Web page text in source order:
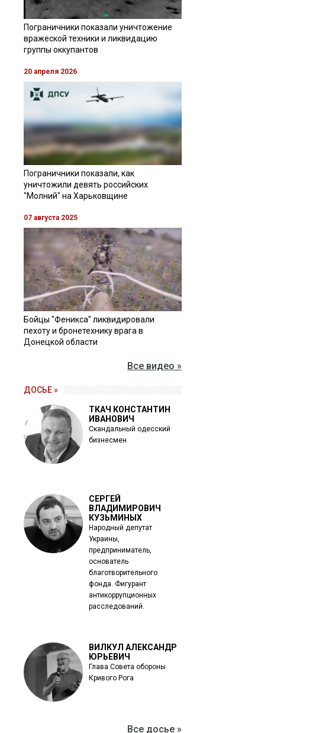
Пограничники показали уничтожение
вражеской техники и ликвидацию
группы оккупантов
20 апреля 2026
Пограничники показали, как
уничтожили девять российских
"Молний" на Харьковщине
07 августа 2025
Бойцы "Феникса" ликвидировали
пехоту и бронетехнику врага в
Донецкой области
Все видео »
ДОСЬЕ »
ТКАЧ КОНСТАНТИН
ИВАНОВИЧ
Скандальный одесский
бизнесмен
СЕРГЕЙ
ВЛАДИМИРОВИЧ
КУЗЬМИНЫХ
Народный депутат
Украины,
предприниматель,
основатель
благотворительного
фонда. Фигурант
антикоррупционных
расследований.
ВИЛКУЛ АЛЕКСАНДР
ЮРЬЕВИЧ
Глава Совета обороны
Кривого Рога
Все досье »